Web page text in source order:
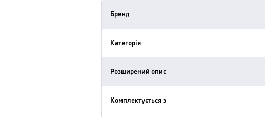
Бренд
Категорія
Розширений опис
Комплектується з